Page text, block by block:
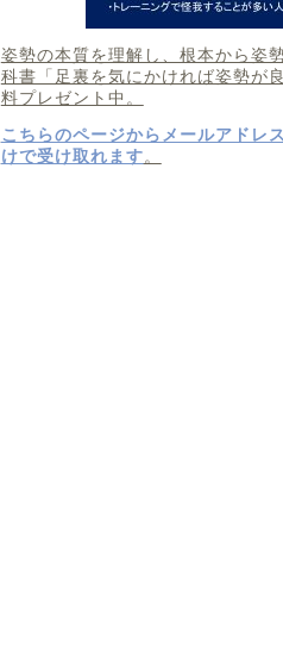
姿勢の本質を理解し、根本から姿
科書「足裏を気にかければ姿勢が
料プレゼント中。
こちらのページからメールアドレ
けで受け取れます。